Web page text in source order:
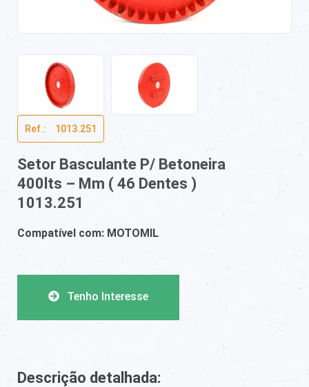
Ref.:ﾠ1013.251
Setor Basculante P/ Betoneira
400lts – Mm ( 46 Dentes )
1013.251
Compatível com: MOTOMIL
Tenho Interesse
Descrição detalhada: